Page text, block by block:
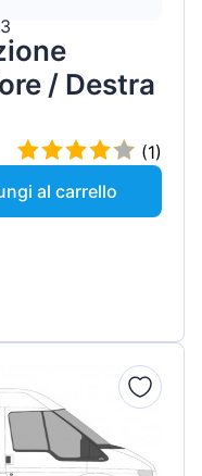
/ Destra
(1)
al carrello